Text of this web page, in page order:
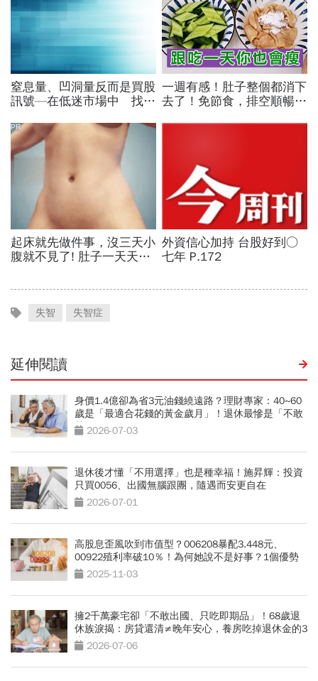
失智 失智症
延伸閱讀
身價1.4億卻為省3元油錢繞遠路？理財專家：40~60
歲是「最適合花錢的黃金歲月」！退休最慘是「不敢
花錢」
2026-07-03
退休後才懂「不用選擇」也是種幸福！施昇輝：投資
只買0056、出國無腦跟團，隨遇而安更自在
2026-07-01
高股息歪風吹到市值型？006208暴配3.448元、
00922殖利率破10％！為何她說不是好事？1個優勢
沒了2025-11-03
擁2千萬豪宅卻「不敢出國、只吃即期品」！68歲退
休族淚揭：房貸還清≠晚年安心，養房吃掉退休金的3
大誤算
2026-07-06